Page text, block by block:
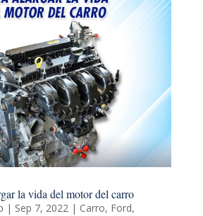
la vida del motor del carro
| Sep 7, 2022 | Carro, Ford,